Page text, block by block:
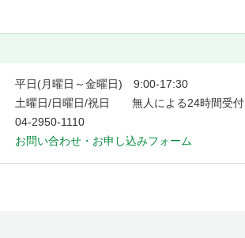
平日(月曜日～金曜日) 9:00-17:30
土曜日/日曜日/祝日 無人による24時間受付
04-2950-1110
お問い合わせ・お申し込みフォーム